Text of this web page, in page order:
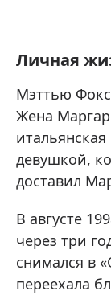
Личная
Мэттью
Жена
девушкой,
доставил
В августе
через три
снимался в
переехала